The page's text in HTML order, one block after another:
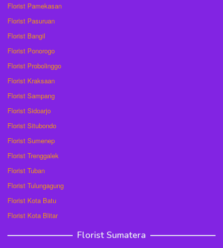
Florist Pamekasan
Florist Pasuruan
Florist Bangil
Florist Ponorogo
Florist Probolinggo
Florist Kraksaan
Florist Sampang
Florist Sidoarjo
Florist Situbondo
Florist Sumenep
Florist Trenggalek
Florist Tuban
Florist Tulungagung
Florist Kota Batu
Florist Kota Blitar
Florist Sumatera